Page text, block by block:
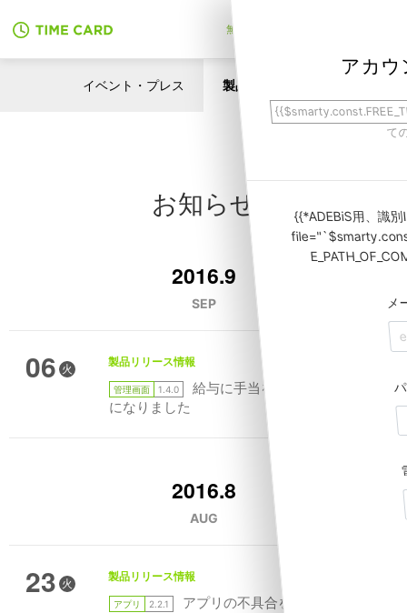
無料でアカウント作成
アカウ
て
{{*ADEBiS用、識
メ
イベント・プレス 製品リリース情報
お知らせ
2016.9
SEP
06 火
製品リリース情報
管理画面 1.4.0
給与に手当を付けられるよう
になりました
2016.8
AUG
23 火
製品リリース情報
アプリ 2.2.1 アプリの不具合を修正しました